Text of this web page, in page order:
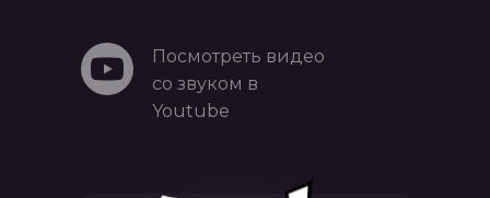
Посмотреть видео
со звуком в
Youtube